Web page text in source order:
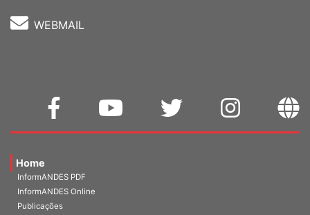
WEBMAIL
Home
InformANDES PDF
InformANDES Online
Publicações